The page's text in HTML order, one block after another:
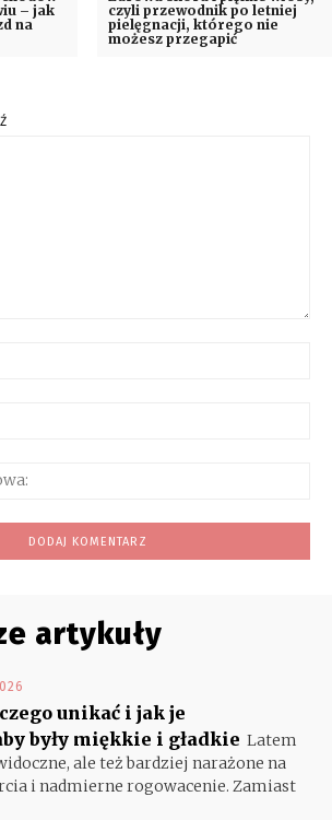
– jak
na
czyli przewodnik po letniej
pielęgnacji, którego nie
możesz przegapić
artykuły
unikać i jak je
były miękkie i gładkie Latem
ale też bardziej narażone na
i nadmierne rogowacenie. Zamiast